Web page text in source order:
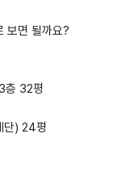
보면 될까요?
층 32평
단) 24평